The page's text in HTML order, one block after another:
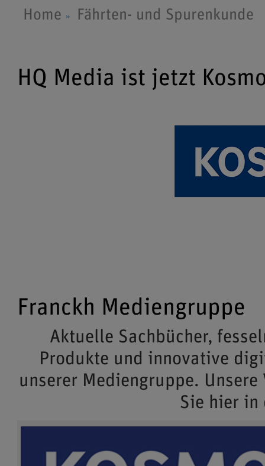
Home Fährten- und Spurenkunde
HQ Media ist jetzt
Franckh Mediengruppe
Aktuelle Sachbücher,
Produkte und innovative
unserer Mediengruppe.
Sie hier in